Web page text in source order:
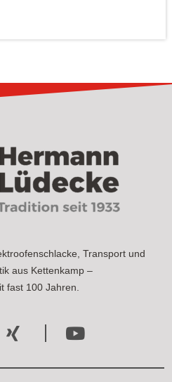
Transport und
aus Kettenkamp –
fast 100 Jahren.